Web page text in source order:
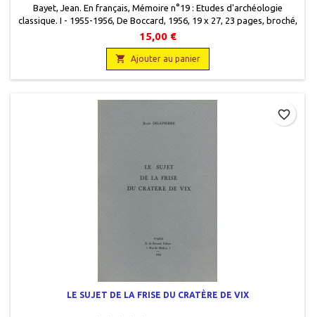
Bayet, Jean. En français, Mémoire n°19 : Etudes d'archéologie
classique. I - 1955-1956, De Boccard, 1956, 19 x 27, 23 pages, broché,
occasion. Tiré à part. Bon état.
15,00 €
 Ajouter au panier
LE SUJET DE LA FRISE DU CRATÈRE DE VIX
favorite_border